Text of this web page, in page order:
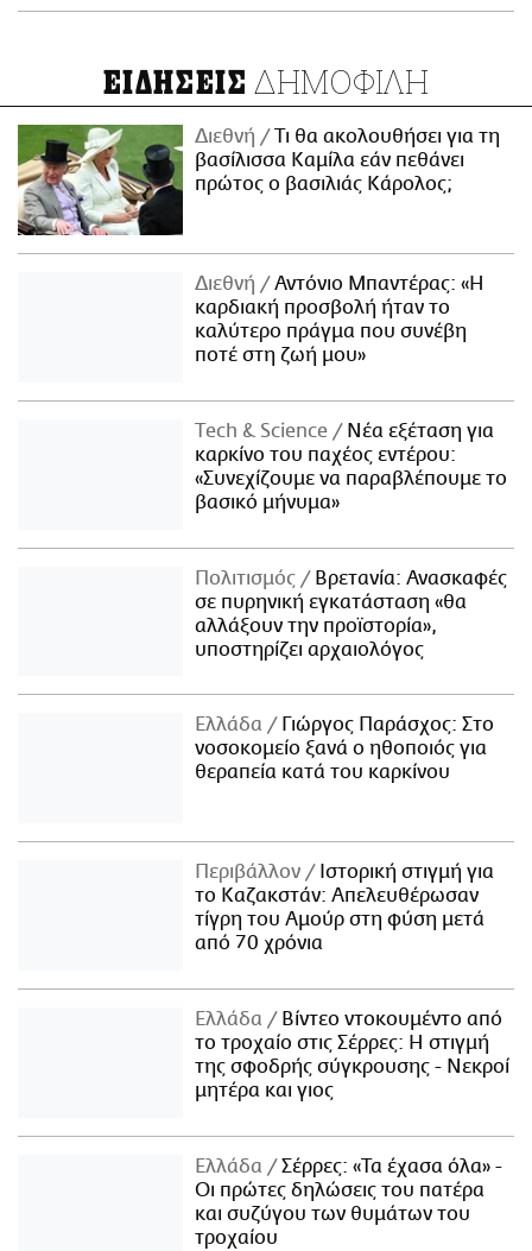
ΕΙΔΗΣΕΙΣ ΔΗΜΟΦΙΛΗ
Διεθνή
Τι θα ακολουθήσει για τη
βασίλισσα Καμίλα εάν πεθάνει
πρώτος ο βασιλιάς Κάρολος;
Διεθνή
Αντόνιο Μπαντέρας: «Η
καρδιακή προσβολή ήταν το
καλύτερο πράγμα που συνέβη
ποτέ στη ζωή μου»
Τech & Science
Νέα εξέταση για
καρκίνο του παχέος εντέρου:
«Συνεχίζουμε να παραβλέπουμε το
βασικό μήνυμα»
Πολιτισμός
Βρετανία: Ανασκαφές
σε πυρηνική εγκατάσταση «θα
αλλάξουν την προϊστορία»,
υποστηρίζει αρχαιολόγος
Ελλάδα
Γιώργος Παράσχος: Στο
νοσοκομείο ξανά ο ηθοποιός για
θεραπεία κατά του καρκίνου
Περιβάλλον
Ιστορική στιγμή για
το Καζακστάν: Απελευθέρωσαν
τίγρη του Αμούρ στη φύση μετά
από 70 χρόνια
Ελλάδα
Βίντεο ντοκουμέντο από
το τροχαίο στις Σέρρες: Η στιγμή
της σφοδρής σύγκρουσης - Νεκροί
μητέρα και γιος
Ελλάδα
Σέρρες: «Τα έχασα όλα» -
Οι πρώτες δηλώσεις του πατέρα
και συζύγου των θυμάτων του
τροχαίου